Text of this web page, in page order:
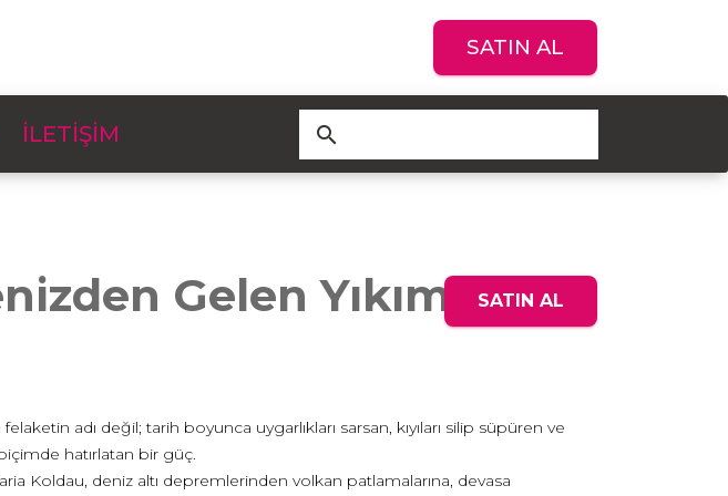
SATIN AL
İLETİŞİM search
Gelen Yıkım SATIN AL
adı değil; tarih boyunca uygarlıkları sarsan, kıyıları silip süpüren ve
biçimde hatırlatan bir güç.
Koldau, deniz altı depremlerinden volkan patlamalarına, devasa